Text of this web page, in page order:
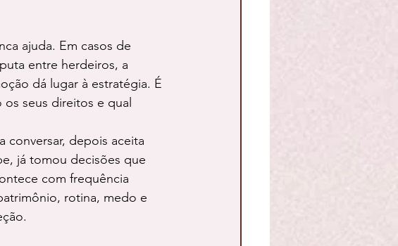
ajuda. Em casos de
entre herdeiros, a
dá lugar à estratégia. É
seus direitos e qual
conversar, depois aceita
já tomou decisões que
com frequência
rotina, medo e